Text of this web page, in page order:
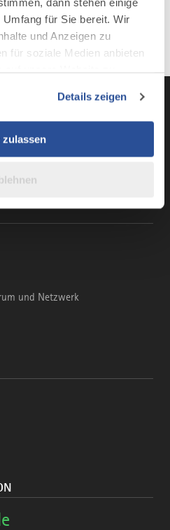
für Sie bereit. Wir
und Anzeigen zu
für soziale Medien anbieten
an unsere Partner für
Analysen weiter. Unsere
möglicherweise mit
die Sie ihnen bereitgestellt
Details zeigen
zulassen
und Netzwerk